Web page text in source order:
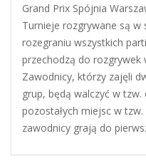
Grand Prix Spójnia
Turnieje rozgrywane są w
rozegraniu wszystkich
przechodzą do rozgrywek
Zawodnicy, którzy zajęli
grup, będą walczyć w
pozostałych miejsc w
zawodnicy grają do